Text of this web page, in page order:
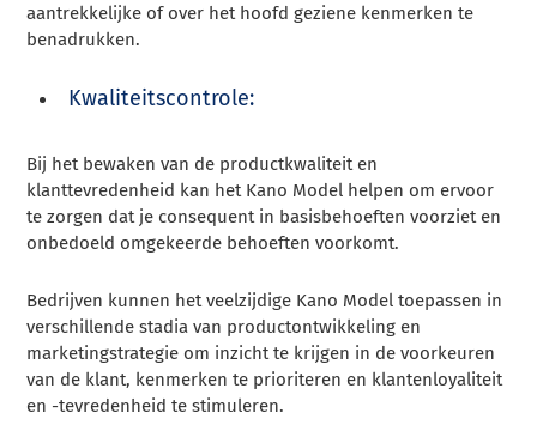
aantrekkelijke of over het hoofd geziene kenmerken te
benadrukken.
Kwaliteitscontrole:
Bij het bewaken van de productkwaliteit en
klanttevredenheid kan het Kano Model helpen om ervoor
te zorgen dat je consequent in basisbehoeften voorziet en
onbedoeld omgekeerde behoeften voorkomt.
Bedrijven kunnen het veelzijdige Kano Model toepassen in
verschillende stadia van productontwikkeling en
marketingstrategie om inzicht te krijgen in de voorkeuren
van de klant, kenmerken te prioriteren en klantenloyaliteit
en -tevredenheid te stimuleren.